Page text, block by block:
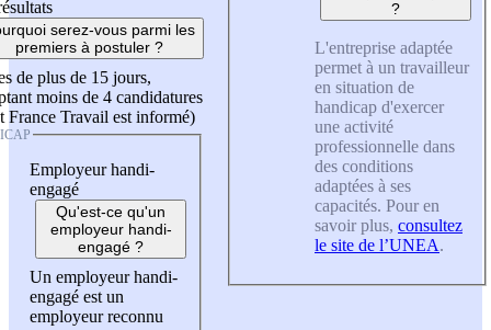
serez-vous parmi les
premiers à postuler ?
de plus de 15 jours,
moins de 4 candidatures
France Travail est informé)
Employeur handi-
engagé
Qu'est-ce qu'un
employeur handi-
engagé ?
Un employeur handi-
engagé est un
employeur reconnu
?
L'entreprise adaptée
permet à un travailleur
en situation de
handicap d'exercer
une activité
professionnelle dans
des conditions
adaptées à ses
capacités. Pour en
savoir plus, consultez
le site de l’UNEA.